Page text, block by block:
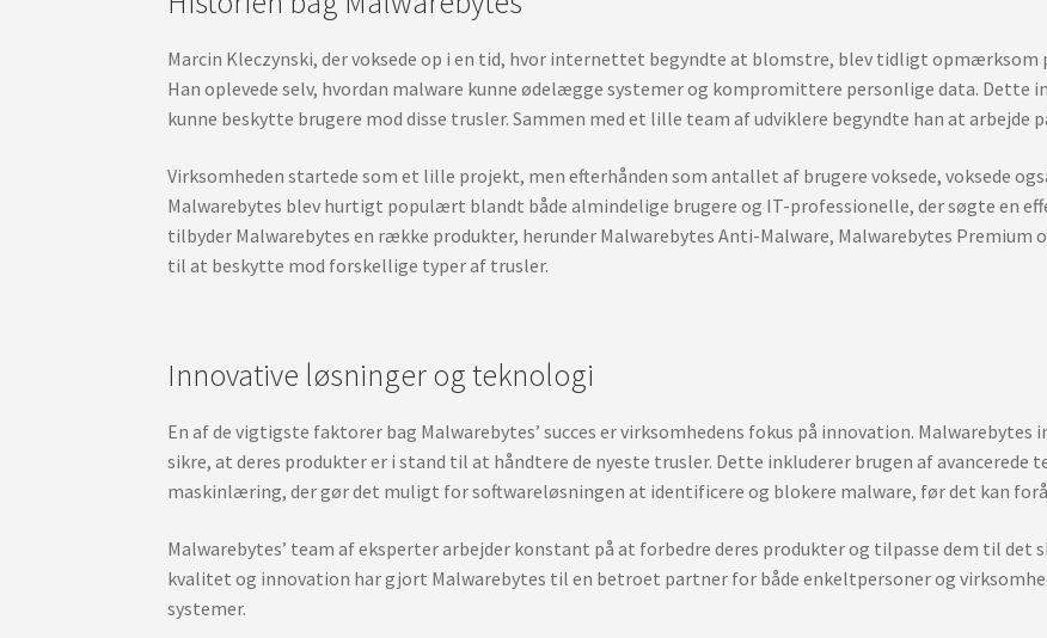
Marcin Kleczynski, der voksede op i en tid, hvor internettet begyndte at blomstre, blev tidligt opmærksom
Han oplevede selv, hvordan malware kunne ødelægge systemer og kompromittere personlige data. Dette
kunne beskytte brugere mod disse trusler. Sammen med et lille team af udviklere begyndte han at arbejde
Virksomheden startede som et lille projekt, men efterhånden som antallet af brugere voksede, voksede
Malwarebytes blev hurtigt populært blandt både almindelige brugere og IT-professionelle, der søgte en
tilbyder Malwarebytes en række produkter, herunder Malwarebytes Anti-Malware, Malwarebytes Premium
til at beskytte mod forskellige typer af trusler.
Innovative løsninger og teknologi
En af de vigtigste faktorer bag Malwarebytes’ succes er virksomhedens fokus på innovation.
sikre, at deres produkter er i stand til at håndtere de nyeste trusler. Dette inkluderer brugen af
maskinlæring, der gør det muligt for softwareløsningen at identificere og blokere malware, før det kan
Malwarebytes’ team af eksperter arbejder konstant på at forbedre deres produkter og tilpasse dem til det
kvalitet og innovation har gjort Malwarebytes til en betroet partner for både enkeltpersoner og
systemer.